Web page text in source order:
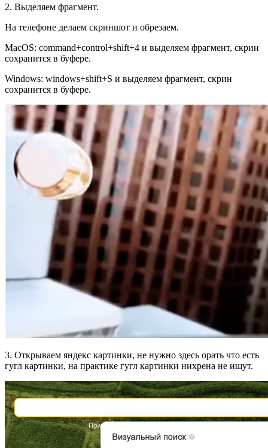
2. Выделяем фрагмент.
На телефоне делаем скриншот и обрезаем.
MacOS: command+control+shift+4 и выделяем фрагмент, скрин
сохранится в буфере.
Windows: windows+shift+S и выделяем фрагмент, скрин
сохранится в буфере.
3. Открываем яндекс картинки, не нужно здесь орать что есть
гугл картинки, на практике гугл картинки нихрена не ищут.